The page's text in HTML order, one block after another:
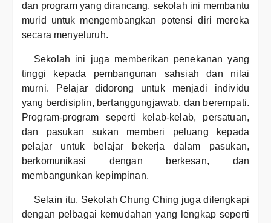
dan program yang dirancang, sekolah ini membantu
murid untuk mengembangkan potensi diri mereka
secara menyeluruh.
Sekolah ini juga memberikan penekanan yang
tinggi kepada pembangunan sahsiah dan nilai
murni. Pelajar didorong untuk menjadi individu
yang berdisiplin, bertanggungjawab, dan berempati.
Program-program seperti kelab-kelab, persatuan,
dan pasukan sukan memberi peluang kepada
pelajar untuk belajar bekerja dalam pasukan,
berkomunikasi dengan berkesan, dan
membangunkan kepimpinan.
Selain itu, Sekolah Chung Ching juga dilengkapi
dengan pelbagai kemudahan yang lengkap seperti